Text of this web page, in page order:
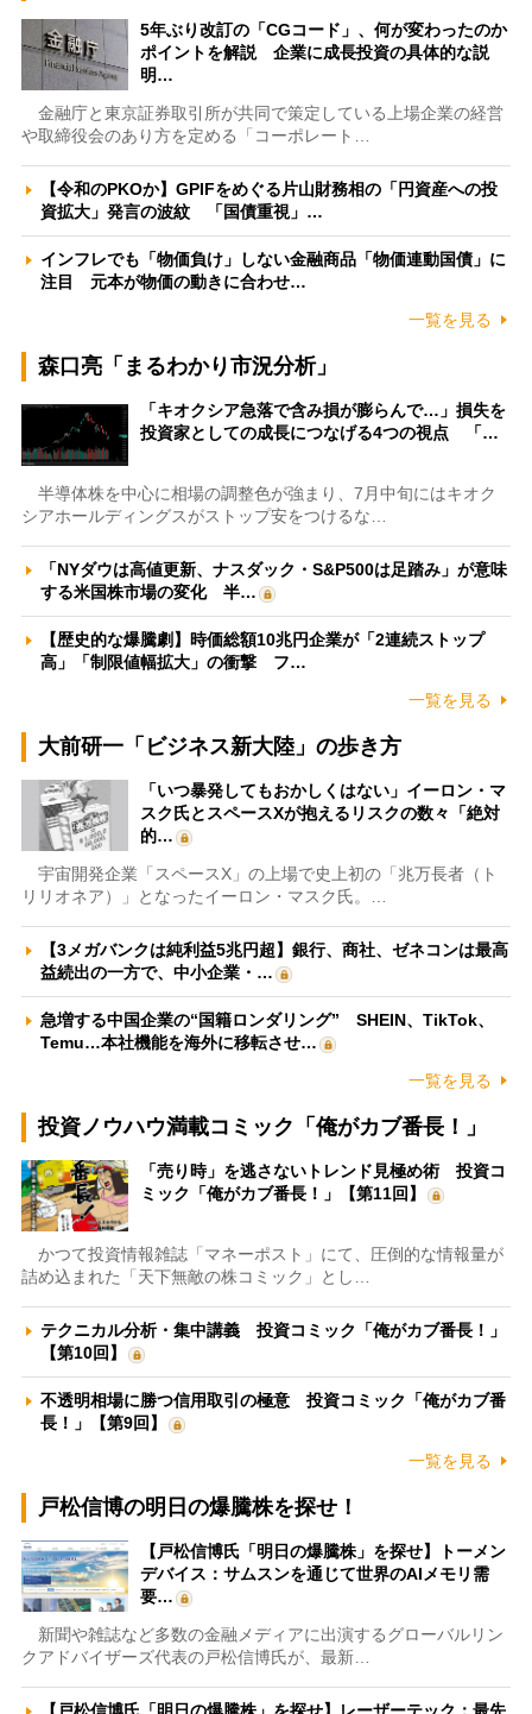
5年ぶり改訂の「CGコード」、何が変わったのか
ポイントを解説 企業に成長投資の具体的な説
明…
金融庁と東京証券取引所が共同で策定している上場企業の経営
や取締役会のあり方を定める「コーポレート…
【令和のPKOか】GPIFをめぐる片山財務相の「円資産への投
資拡大」発言の波紋 「国債重視」…
インフレでも「物価負け」しない金融商品「物価連動国債」に
注目 元本が物価の動きに合わせ…
一覧を見る
森口亮「まるわかり市況分析」
「キオクシア急落で含み損が膨らんで…」損失を
投資家としての成長につなげる4つの視点 「…
半導体株を中心に相場の調整色が強まり、7月中旬にはキオク
シアホールディングスがストップ安をつけるな…
「NYダウは高値更新、ナスダック・S&P500は足踏み」が意味
する米国株市場の変化 半…
【歴史的な爆騰劇】時価総額10兆円企業が「2連続ストップ
高」「制限値幅拡大」の衝撃 フ…
一覧を見る
大前研一「ビジネス新大陸」の歩き方
「いつ暴発してもおかしくはない」イーロン・マ
スク氏とスペースXが抱えるリスクの数々「絶対
的…
宇宙開発企業「スペースX」の上場で史上初の「兆万長者（ト
リリオネア）」となったイーロン・マスク氏。…
【3メガバンクは純利益5兆円超】銀行、商社、ゼネコンは最高
益続出の一方で、中小企業・…
急増する中国企業の“国籍ロンダリング” SHEIN、TikTok、
Temu…本社機能を海外に移転させ…
一覧を見る
投資ノウハウ満載コミック「俺がカブ番長！」
「売り時」を逃さないトレンド見極め術 投資コ
ミック「俺がカブ番長！」【第11回】
かつて投資情報雑誌「マネーポスト」にて、圧倒的な情報量が
詰め込まれた「天下無敵の株コミック」とし…
テクニカル分析・集中講義 投資コミック「俺がカブ番長！」
【第10回】
不透明相場に勝つ信用取引の極意 投資コミック「俺がカブ番
長！」【第9回】
一覧を見る
戸松信博の明日の爆騰株を探せ！
【戸松信博氏「明日の爆騰株」を探せ】トーメン
デバイス：サムスンを通じて世界のAIメモリ需
要…
新聞や雑誌など多数の金融メディアに出演するグローバルリン
クアドバイザーズ代表の戸松信博氏が、最新…